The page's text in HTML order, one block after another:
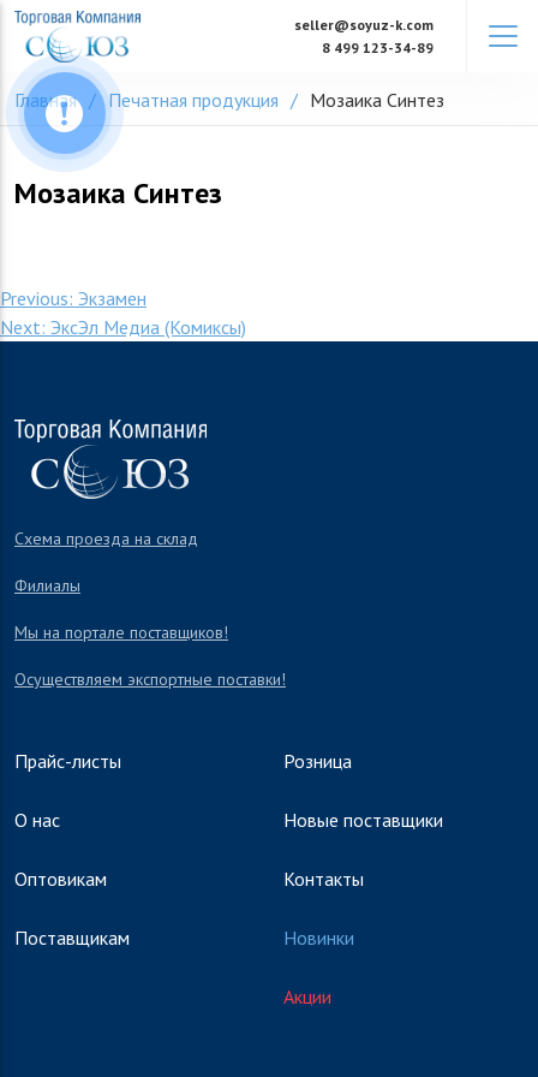
Skip
content
seller@soyuz-k.com
8 499 123-34-89
Главная Печатная продукция Мозаика Синтез
Мозаика Синтез
Навигация
по
Previous: Экзамен
Next: ЭксЭл Медиа (Комиксы)
Схема проезда на склад
Филиалы
Мы на портале поставщиков!
Осуществляем экспортные поставки!
Прайс-листы
О нас
Оптовикам
Поставщикам
Розница
Новые поставщики
Контакты
Новинки
Акции